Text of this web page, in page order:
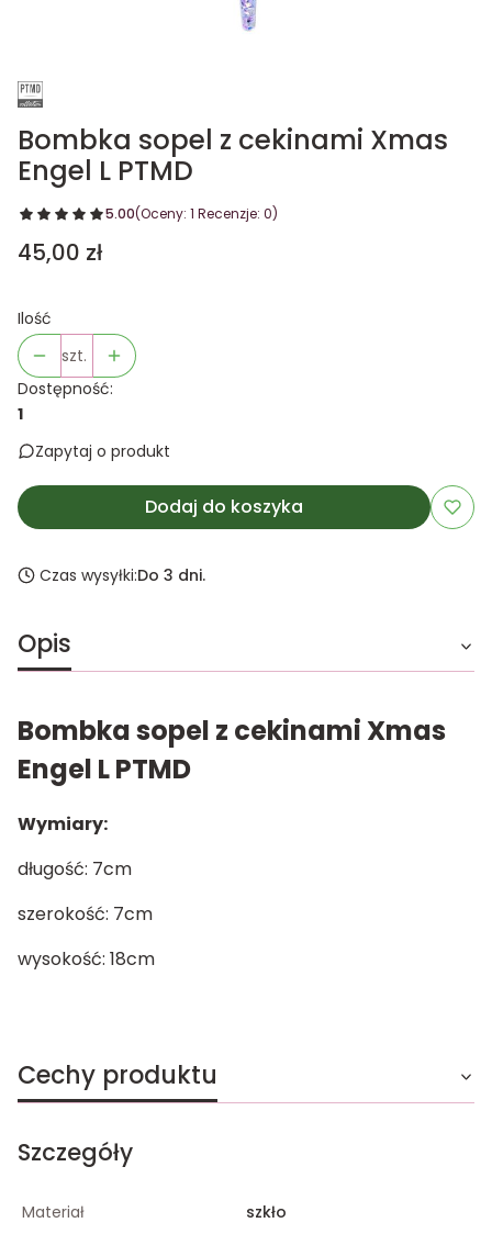
Bombka sopel z cekinami Xmas
Engel L PTMD
5.00(Oceny: 1 Recenzje: 0)
Cena
45,00 zł
Ilość
szt.
Dostępność:
1
Zapytaj o produkt
Dodaj do koszyka
Czas wysyłki:Do 3 dni.
Opis
Bombka sopel z cekinami Xmas
Engel L PTMD
Wymiary:
długość: 7cm
szerokość: 7cm
wysokość: 18cm
Cechy produktu
Szczegóły
Materiał szkło